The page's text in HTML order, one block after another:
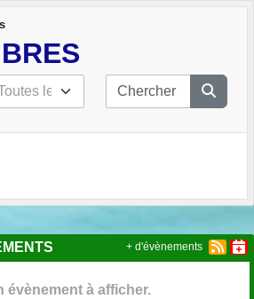
évènement à afficher.
+ d'évènements